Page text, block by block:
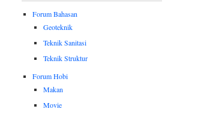
Forum Bahasan
Geoteknik
Teknik Sanitasi
Teknik Struktur
Forum Hobi
Makan
Movie